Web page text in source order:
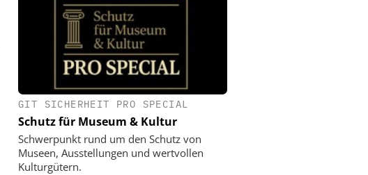
GIT SICHERHEIT PRO SPECIAL
Schutz für Museum & Kultur
Schwerpunkt rund um den Schutz von
Museen, Ausstellungen und wertvollen
Kulturgütern.